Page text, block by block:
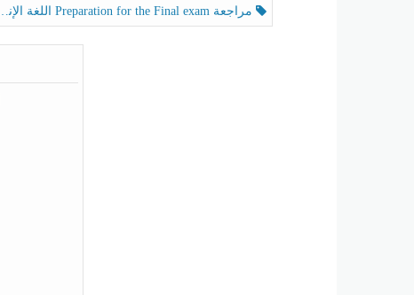
مراجعة Preparation for the Final exam اللغة الإنجليزية الصف الرابع الفصل الثالث